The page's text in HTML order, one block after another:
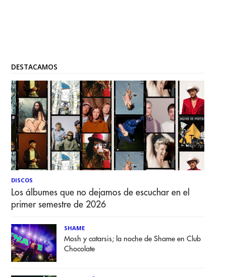
DESTACAMOS
DISCOS
Los álbumes que no dejamos de escuchar en el
primer semestre de 2026
SHAME
Mosh y catarsis; la noche de Shame en Club
Chocolate